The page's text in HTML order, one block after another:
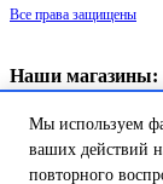
Все права защищены
Наши магазины:
ДК им. Крупской, 1 этаж
Магазин «Сувенир
16/2
Мы используем
ваших действий
повторного